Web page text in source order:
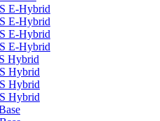
E-Hybrid
E-Hybrid
E-Hybrid
E-Hybrid
Hybrid
Hybrid
Hybrid
Hybrid